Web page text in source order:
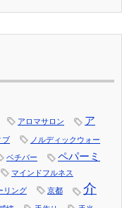
アロマサロン
ア
ブ ノルディックウォー
ベチバー
ペパーミ
マインドフルネス
リング 京都
介